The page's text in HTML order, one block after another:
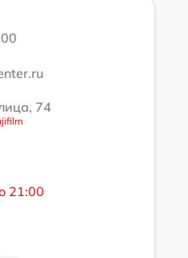
74
21:00